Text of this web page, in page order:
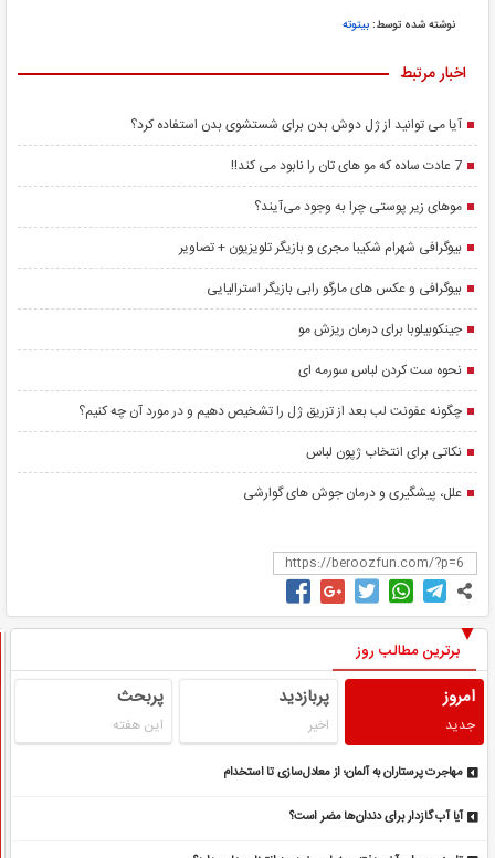
نوشته شده توسط:بیتوته
اخبار مرتبط
آیا می توانید از ژل دوش بدن برای شستشوی بدن استفاده کرد؟
7 عادت ساده که مو های تان را نابود می کند!!
مو‌های زیر پوستی چرا به وجود می‌آیند؟
بیوگرافی شهرام شکیبا مجری و بازیگر تلویزیون + تصاویر
بیوگرافی و عکس های مارگو رابی بازیگر استرالیایی
جینکوبیلوبا برای درمان ریزش مو
نحوه ست کردن لباس سورمه ای
چگونه عفونت لب بعد از تزریق ژل را تشخیص دهیم و در مورد آن چه کنیم؟
نکاتی برای انتخاب ژپون لباس
علل، پیشگیری و درمان جوش های گوارشی
برترین مطالب روز
امروز
جدید
پربازدید
اخیر
پربحث
این هفته
مهاجرت پرستاران به آلمان؛ از معادل‌سازی تا استخدام
آیا آب گازدار برای دندان‌ها مضر است؟